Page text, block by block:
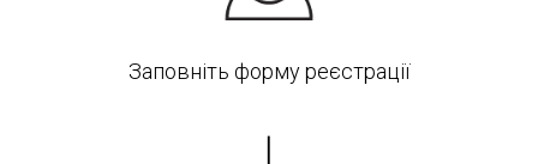
Заповніть форму реєстрації